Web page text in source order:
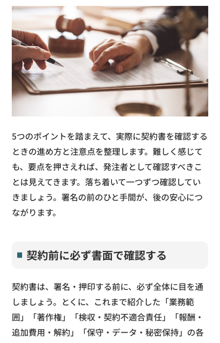
5つのポイントを踏まえて、実際に契約書を確認する
ときの進め方と注意点を整理します。難しく感じて
も、要点を押さえれば、発注者として確認すべきこ
とは見えてきます。落ち着いて一つずつ確認してい
きましょう。署名の前のひと手間が、後の安心につ
ながります。
契約前に必ず書面で確認する
契約書は、署名・押印する前に、必ず全体に目を通
しましょう。とくに、これまで紹介した「業務範
囲」「著作権」「検収・契約不適合責任」「報酬・
追加費用・解約」「保守・データ・秘密保持」の各